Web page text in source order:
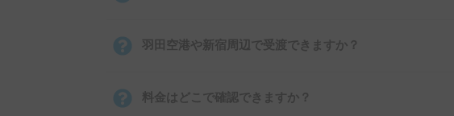
羽田空港や新宿周辺で受渡できますか？
料金はどこで確認できますか？